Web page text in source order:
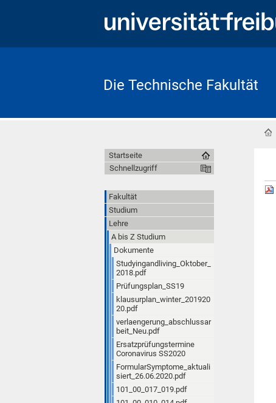
Die Technische Fakultät
Startseite
Schnellzugriff
Fakultät
Studium
Lehre
A bis Z Studium
Dokumente
Studyingandliving_Oktober_
2018.pdf
Prüfungsplan_SS19
klausurplan_winter_201920
20.pdf
verlaengerung_abschlussar
beit_Neu.pdf
Ersatzprüfungstermine
Coronavirus SS2020
FormularSymptome_aktuali
siert_26.06.2020.pdf
101_00_017_019.pdf